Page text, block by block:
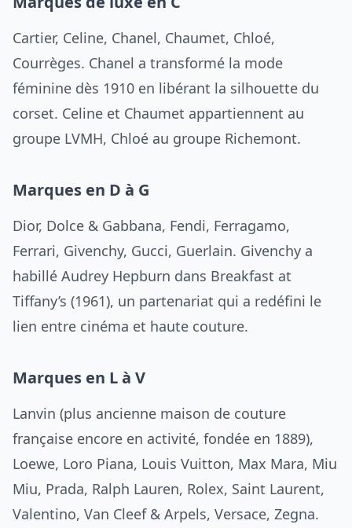
Cartier, Celine, Chanel, Chaumet, Chloé,
Courrèges. Chanel a transformé la mode
féminine dès 1910 en libérant la silhouette du
corset. Celine et Chaumet appartiennent au
groupe LVMH, Chloé au groupe Richemont.
Marques en D à G
Dior, Dolce & Gabbana, Fendi, Ferragamo,
Ferrari, Givenchy, Gucci, Guerlain. Givenchy a
habillé Audrey Hepburn dans Breakfast at
Tiffany’s (1961), un partenariat qui a redéfini le
lien entre cinéma et haute couture.
Marques en L à V
Lanvin (plus ancienne maison de couture
française encore en activité, fondée en 1889),
Loewe, Loro Piana, Louis Vuitton, Max Mara, Miu
Miu, Prada, Ralph Lauren, Rolex, Saint Laurent,
Valentino, Van Cleef & Arpels, Versace, Zegna.